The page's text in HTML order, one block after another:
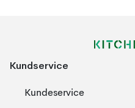
Kundservice
Kundeservice